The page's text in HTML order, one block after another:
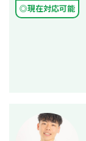
◎現在対応可能